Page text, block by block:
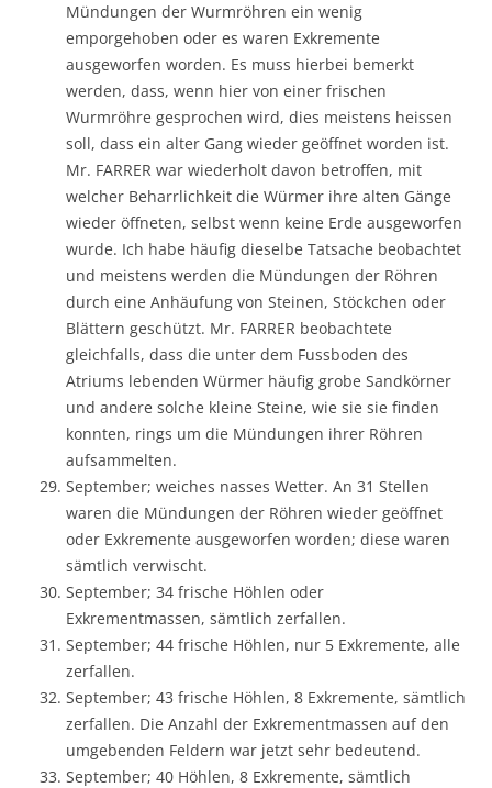
Mündungen der Wurmröhren ein wenig
emporgehoben oder es waren Exkremente
ausgeworfen worden. Es muss hierbei bemerkt
werden, dass, wenn hier von einer frischen
Wurmröhre gesprochen wird, dies meistens heissen
soll, dass ein alter Gang wieder geöffnet worden ist.
Mr. FARRER war wiederholt davon betroffen, mit
welcher Beharrlichkeit die Würmer ihre alten Gänge
wieder öffneten, selbst wenn keine Erde ausgeworfen
wurde. Ich habe häufig dieselbe Tatsache beobachtet
und meistens werden die Mündungen der Röhren
durch eine Anhäufung von Steinen, Stöckchen oder
Blättern geschützt. Mr. FARRER beobachtete
gleichfalls, dass die unter dem Fussboden des
Atriums lebenden Würmer häufig grobe Sandkörner
und andere solche kleine Steine, wie sie sie finden
konnten, rings um die Mündungen ihrer Röhren
aufsammelten.
September; weiches nasses Wetter. An 31 Stellen
waren die Mündungen der Röhren wieder geöffnet
oder Exkremente ausgeworfen worden; diese waren
sämtlich verwischt.
September; 34 frische Höhlen oder
Exkrementmassen, sämtlich zerfallen.
September; 44 frische Höhlen, nur 5 Exkremente, alle
zerfallen.
September; 43 frische Höhlen, 8 Exkremente, sämtlich
zerfallen. Die Anzahl der Exkrementmassen auf den
umgebenden Feldern war jetzt sehr bedeutend.
September; 40 Höhlen, 8 Exkremente, sämtlich